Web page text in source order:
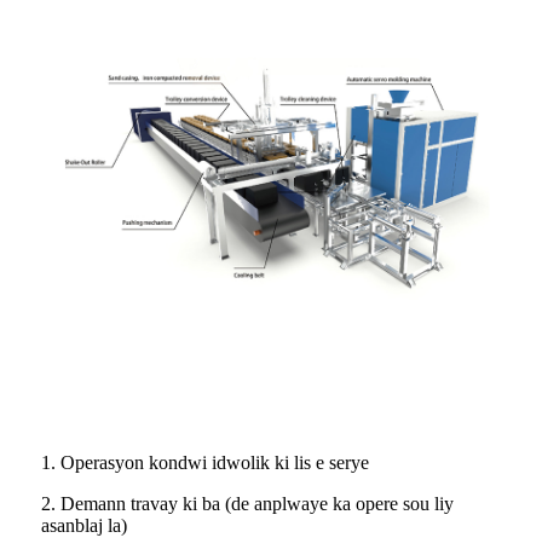
1. Operasyon kondwi idwolik ki lis e serye
2. Demann travay ki ba (de anplwaye ka opere sou liy
asanblaj la)